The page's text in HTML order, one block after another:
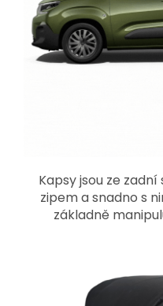
Kapsy jsou ze
zipem a snadno s
základně